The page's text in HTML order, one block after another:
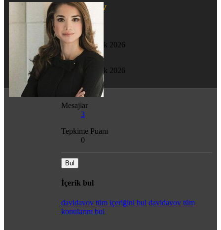
davidavov
Yeni Üye
Katılım
13 Ocak 2026
Son görülme
24 Ocak 2026
Mesajlar
3
Tepkime Puanı
0
Bul
İçerik bul
davidavov tüm içeriğini bul davidavov tüm
konularını bul